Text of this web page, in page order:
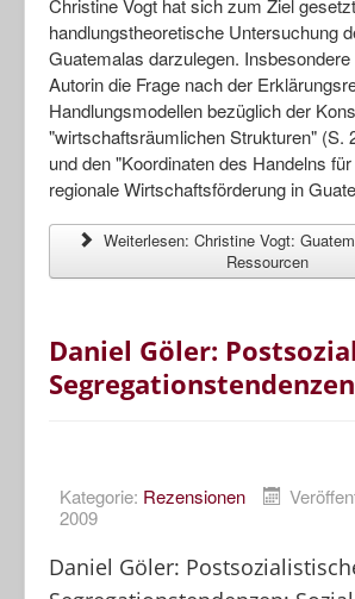
handlungstheoretische Untersuchung
Guatemalas darzulegen.
Autorin die Frage nach der
Handlungsmodellen bezüglich der
"wirtschaftsräumlichen Strukturen" (S.
und den "Koordinaten des Handelns
regionale Wirtschaftsförderung in
Weiterlesen: Christine Vogt:
Ressourcen
Daniel Göler:
Segregationstendenzen
Kategorie: Rezensionen
2009
Daniel Göler: